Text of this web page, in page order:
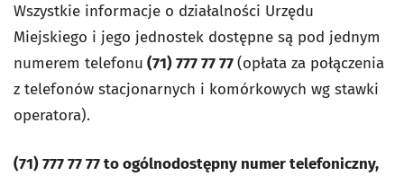
Wszystkie informacje o działalności Urzędu
Miejskiego i jego jednostek dostępne są pod jednym
numerem telefonu (71) 777 77 77(opłata za połączenia
z telefonów stacjonarnych i komórkowych wg stawki
operatora).
(71)777 77 77to ogólnodostępny numer telefoniczny,